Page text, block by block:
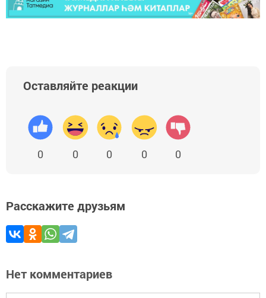
Оставляйте реакции
0 0 0 0 0
Расскажите друзьям
Нет комментариев